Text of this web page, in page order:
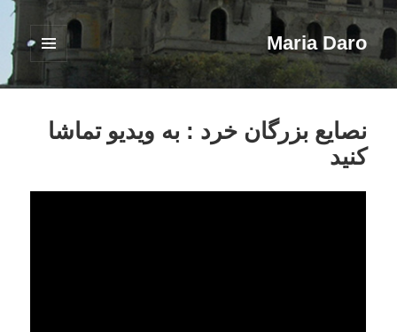
Maria Daro
فهرست
ابزارک‌ها
نصایع بزرگان خرد : به ویدیو تماشا
کنید